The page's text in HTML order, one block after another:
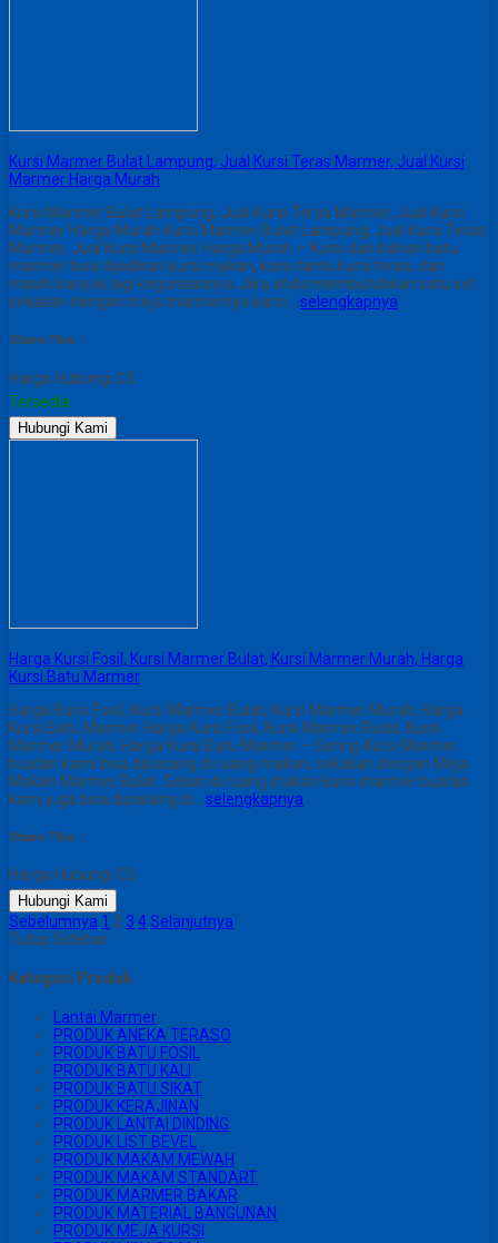
Kursi Marmer Bulat Lampung, Jual Kursi Teras Marmer, Jual Kursi
Marmer Harga Murah
Kursi Marmer Bulat Lampung, Jual Kursi Teras Marmer, Jual Kursi
Marmer Harga Murah Kursi Marmer Bulat Lampung, Jual Kursi Teras
Marmer, Jual Kursi Marmer Harga Murah – Kursi dari bahan batu
marmer bisa dijadikan kursi makan, kursi tamu kursi teras, dan
masih banyak lagi kegunaannya. Jika anda membutuhkan satu set
sekalian dengan meja marmernya kami… selengkapnya
Share This :
Harga Hubungi CS
Tersedia
Hubungi Kami
Harga Kursi Fosil, Kursi Marmer Bulat, Kursi Marmer Murah, Harga
Kursi Batu Marmer
Harga Kursi Fosil, Kursi Marmer Bulat, Kursi Marmer Murah, Harga
Kursi Batu Marmer Harga Kursi Fosil, Kursi Marmer Bulat, Kursi
Marmer Murah, Harga Kursi Batu Marmer – Sering Kursi Marmer
buatan kami bisa dipasang di ruang makan, sekalian dengan Meja
Makan Marmer Bulat. Selain di ruang makan kursi marmer buatan
kami juga bisa dipasang di… selengkapnya
Share This :
Harga Hubungi CS
Hubungi Kami
Sebelumnya 1 2 3 4Selanjutnya
Tutup Sidebar
Kategori Produk
Lantai Marmer
PRODUK ANEKA TERASO
PRODUK BATU FOSIL
PRODUK BATU KALI
PRODUK BATU SIKAT
PRODUK KERAJINAN
PRODUK LANTAI DINDING
PRODUK LIST BEVEL
PRODUK MAKAM MEWAH
PRODUK MAKAM STANDART
PRODUK MARMER BAKAR
PRODUK MATERIAL BANGUNAN
PRODUK MEJA KURSI